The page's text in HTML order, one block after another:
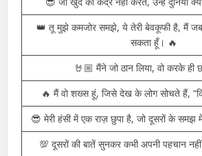
Download
😎 मेरी खामोशी से लोग समझते हैं कि मैं डर गया
को नजरअंदाज कर रहा हूँ। 😏
💪 मेरी बातों का कोई वजन नहीं, पर मेरी चुप्पियों
😎 जो खुद की कद्र नहीं करते, उन्हें दुनिया
👑 तू मुझे कमजोर समझे, ये तेरी बेवकूफी है, मैं जब
सकता हूँ। 🔥